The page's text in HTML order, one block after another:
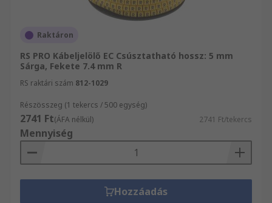
Raktáron
RS PRO Kábeljelölő EC Csúsztatható hossz: 5 mm
Sárga, Fekete 7.4 mm R
RS raktári szám 812-1029
Részösszeg (1 tekercs / 500 egység)
2741 Ft(ÁFA nélkül) 2741 Ft/tekercs
Mennyiség
Hozzáadás